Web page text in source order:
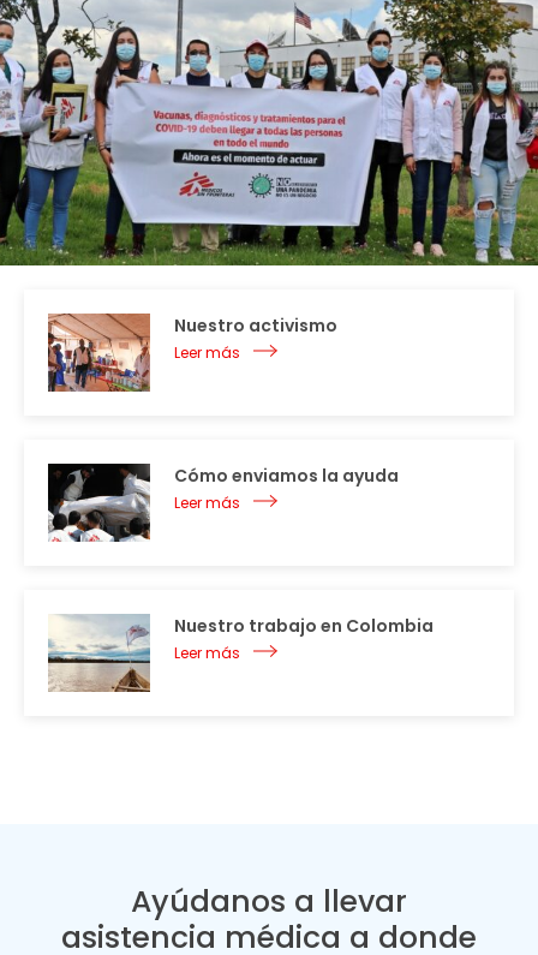
Nuestro activismo
Leer más
Cómo enviamos la ayuda
Leer más
Nuestro trabajo en Colombia
Leer más
Ayúdanos a llevar
asistencia médica a donde